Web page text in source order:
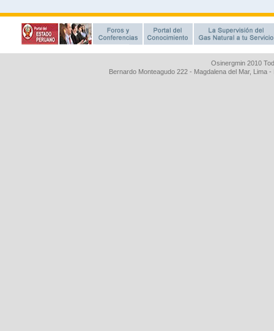
Osinergmin 2010
Bernardo Monteagudo 222 - Magdalena del Mar, Lima